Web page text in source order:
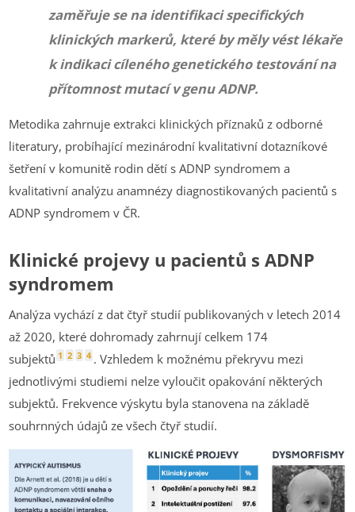
zaměřuje se na identifikaci specifických
klinických markerů, které by měly vést lékaře
k indikaci cíleného genetického testování na
přítomnost mutací v genu ADNP.
Metodika zahrnuje extrakci klinických příznaků z odborné
literatury, probíhající mezinárodní kvalitativní dotazníkové
šetření v komunitě rodin dětí s ADNP syndromem a
kvalitativní analýzu anamnézy diagnostikovaných pacientů s
ADNP syndromem v ČR.
Klinické projevy u pacientů s ADNP
syndromem
Analýza vychází z dat čtyř studií publikovaných v letech 2014
až 2020, které dohromady zahrnují celkem 174
subjektů 1 2 3 4 . Vzhledem k možnému překryvu mezi
jednotlivými studiemi nelze vyloučit opakování některých
subjektů. Frekvence výskytu byla stanovena na základě
souhrnných údajů ze všech čtyř studií.